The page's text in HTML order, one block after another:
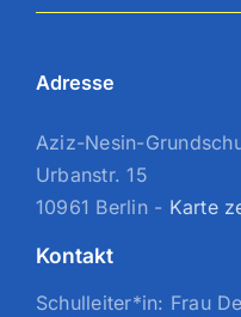
Adresse
Aziz-Nesin-
Urbanstr. 15
10961 Berlin - Karte
Kontakt
Schulleiter*in: Frau